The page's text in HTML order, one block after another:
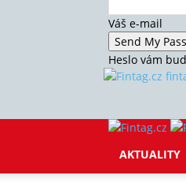
Váš e-mail
Heslo vám
AKTUALITY